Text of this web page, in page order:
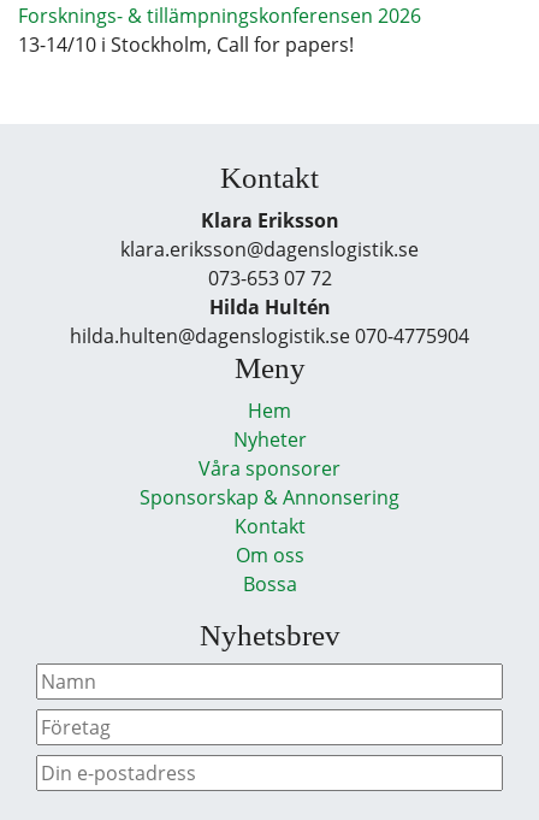
Forsknings- & tillämpningskonferensen 2026
13-14/10 i Stockholm, Call for papers!
Kontakt
Klara Eriksson
klara.eriksson@dagenslogistik.se
073-653 07 72
Hilda Hultén
hilda.hulten@dagenslogistik.se 070-4775904
Meny
Hem
Nyheter
Våra sponsorer
Sponsorskap & Annonsering
Kontakt
Om oss
Bossa
Nyhetsbrev